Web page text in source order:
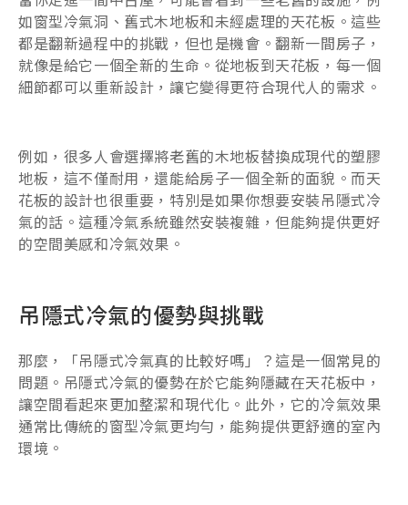
如窗型冷氣洞、舊式木地板和未經處理的天花板。這些
都是翻新過程中的挑戰，但也是機會。翻新一間房子，
就像是給它一個全新的生命。從地板到天花板，每一個
細節都可以重新設計，讓它變得更符合現代人的需求。
例如，很多人會選擇將老舊的木地板替換成現代的塑膠
地板，這不僅耐用，還能給房子一個全新的面貌。而天
花板的設計也很重要，特別是如果你想要安裝吊隱式冷
氣的話。這種冷氣系統雖然安裝複雜，但能夠提供更好
的空間美感和冷氣效果。
吊隱式冷氣的優勢與挑戰
那麼，「吊隱式冷氣真的比較好嗎」？這是一個常見的
問題。吊隱式冷氣的優勢在於它能夠隱藏在天花板中，
讓空間看起來更加整潔和現代化。此外，它的冷氣效果
通常比傳統的窗型冷氣更均勻，能夠提供更舒適的室內
環境。